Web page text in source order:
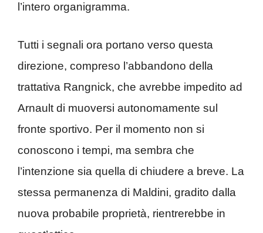
l’intero organigramma.
Tutti i segnali ora portano verso questa
direzione, compreso l’abbandono della
trattativa Rangnick, che avrebbe impedito ad
Arnault di muoversi autonomamente sul
fronte sportivo. Per il momento non si
conoscono i tempi, ma sembra che
l’intenzione sia quella di chiudere a breve. La
stessa permanenza di Maldini, gradito dalla
nuova probabile proprietà, rientrerebbe in